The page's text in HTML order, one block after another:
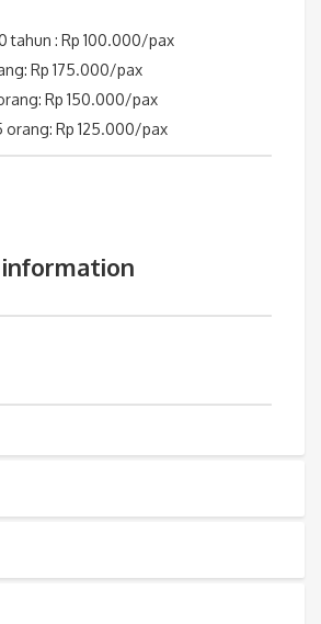
tahun : Rp 100.000/pax
Rp 175.000/pax
Rp 150.000/pax
orang: Rp 125.000/pax